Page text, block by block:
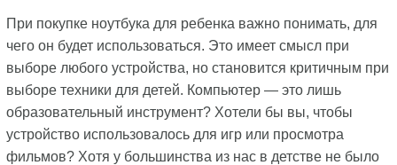
При покупке ноутбука для ребенка важно понимать, для
чего он будет использоваться. Это имеет смысл при
выборе любого устройства, но становится критичным при
выборе техники для детей. Компьютер — это лишь
образовательный инструмент? Хотели бы вы, чтобы
устройство использовалось для игр или просмотра
фильмов? Хотя у большинства из нас в детстве не было